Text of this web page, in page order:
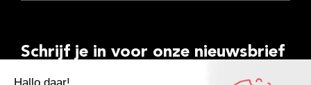
Schrijf je in voor onze nieuwsbrief